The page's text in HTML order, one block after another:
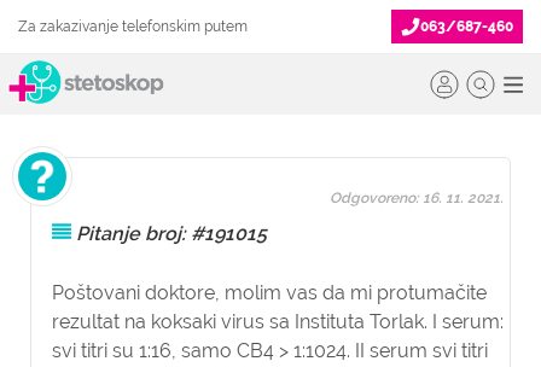
Za zakazivanje telefonskim putem 063/687-460
Pitanje broj: #191015
Poštovani doktore, molim vas da mi protumačite
rezultat na koksaki virus sa Instituta Torlak. I serum:
svi titri su 1:16, samo CB4 > 1:1024. II serum svi titri
Odgovoreno: 16. 11. 2021.